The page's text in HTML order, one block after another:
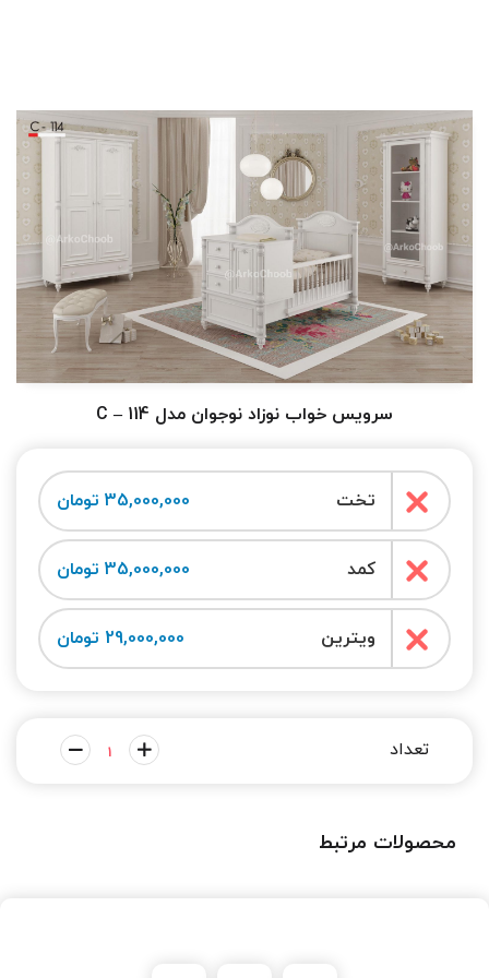
سرویس خواب نوزاد نوجوان مدل C – 114
تخت 35,000,000 تومان
کمد 35,000,000 تومان
ویترین 29,000,000 تومان
محصولات مرتبط